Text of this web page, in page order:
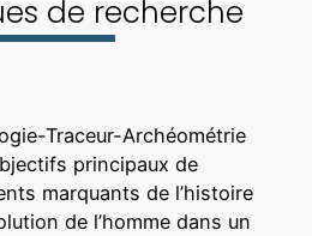
de recherche
Traceur-Archéométrie
principaux de
marquants de l’histoire
de l’homme dans un